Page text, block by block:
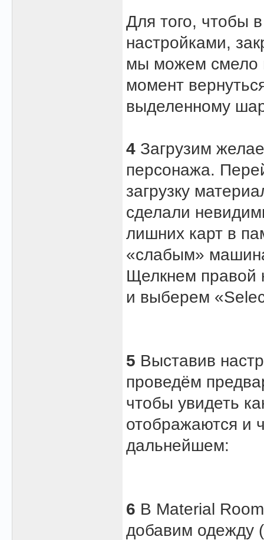
Для того, чтобы
настройками,
мы можем смело
момент
выделенному
4 Загрузим
персонажа.
загрузку
сделали
лишних карт в
«слабым»
Щелкнем правой
и выберем
5 Выставив
проведём
чтобы увидеть
отображаются и
дальнейшем:
6 В Material
добавим одежду